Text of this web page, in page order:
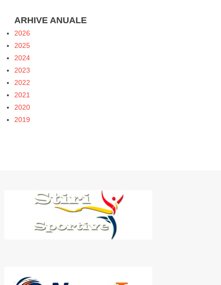
ARHIVE ANUALE
2026
2025
2024
2023
2022
2021
2020
2019